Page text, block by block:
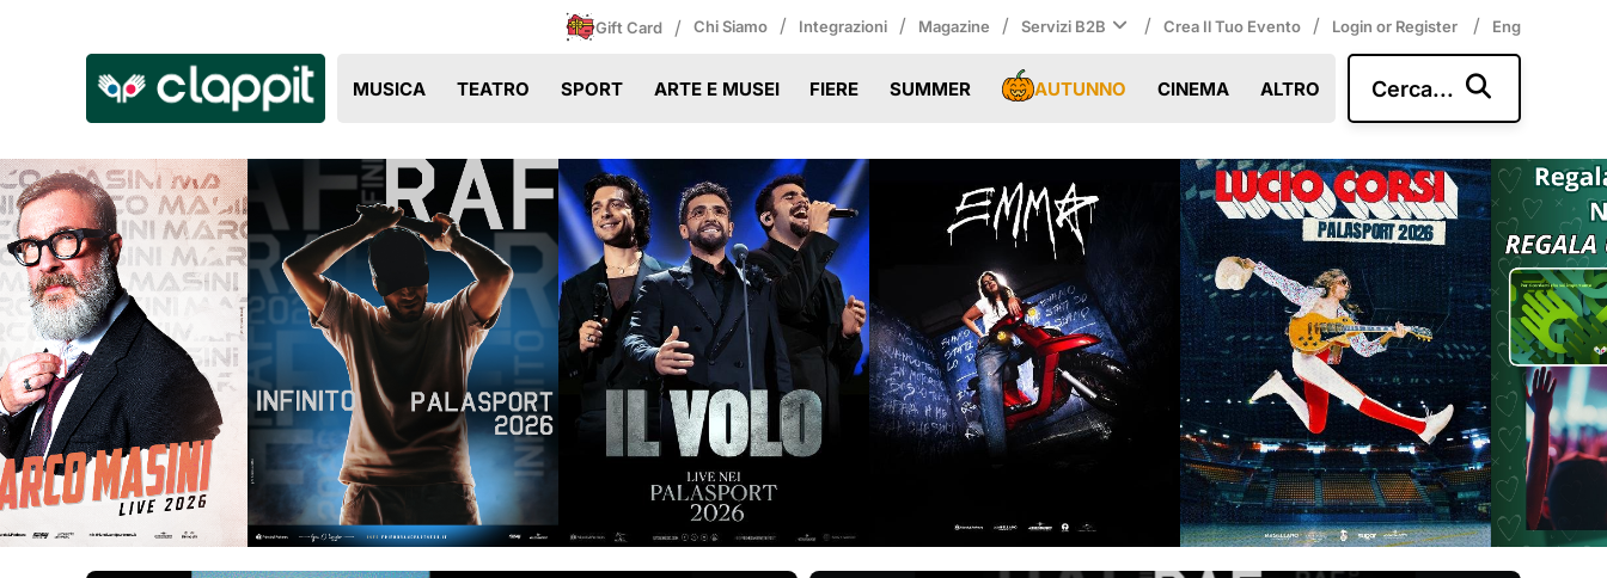
Gift Card / Chi Siamo / Integrazioni / Magazine / Servizi B2B / Crea Il Tuo Evento / Login or Register / Eng
Clappit
biglietteria
MUSICA TEATRO SPORT ARTE E MUSEI FIERE SUMMER AUTUNNO CINEMA ALTRO Cerca...